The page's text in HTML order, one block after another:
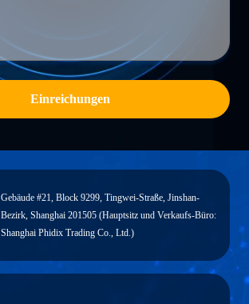
Einreichungen
Gebäude #21, Block 9299, Tingwei-Straße, Jinshan-
Bezirk, Shanghai 201505 (Hauptsitz und Verkaufs-Büro:
Shanghai Phidix Trading Co., Ltd.)